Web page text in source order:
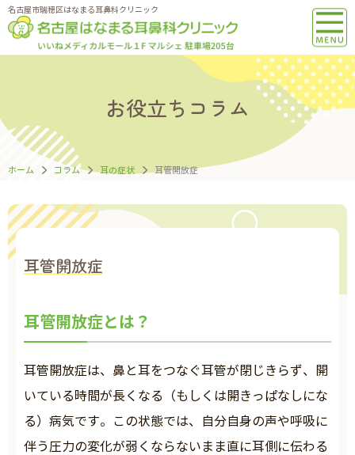
名古屋市瑞穂区はなまる耳鼻科クリニック
お役立ちコラム
ホーム コラム 耳の症状 耳管開放症
耳管開放症
耳管開放症とは？
耳管開放症は、鼻と耳をつなぐ耳管が閉じきらず、開
いている時間が長くなる（もしくは開きっぱなしにな
る）病気です。この状態では、自分自身の声や呼吸に
伴う圧力の変化が弱くならないまま直に耳側に伝わる